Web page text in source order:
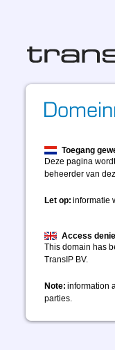
Toegang
Deze pagina
beheerder van
Let op: informatie
Access
This domain has
TransIP BV.
Note: information
parties.